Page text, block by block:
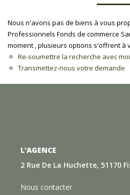
Nous n'avons pas de biens à vous
Professionnels Fonds de commerce
moment , plusieurs options s'offrent à
Re-soumettre la recherche avec
Transmettez-nous votre demande
L'AGENCE
2 Rue De La Huchette, 51170
Nous contacter